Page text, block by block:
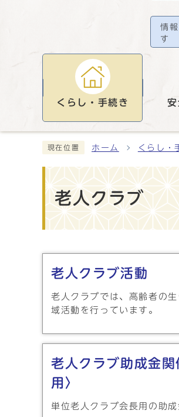
情
す
くらし・手続き
現在位置 ホーム くらし・
老人クラブ
老人クラブ活動
老人クラブでは、高齢者の
域活動を行っています。
老人クラブ助成金
用〉
単位老人クラブ会長用の助